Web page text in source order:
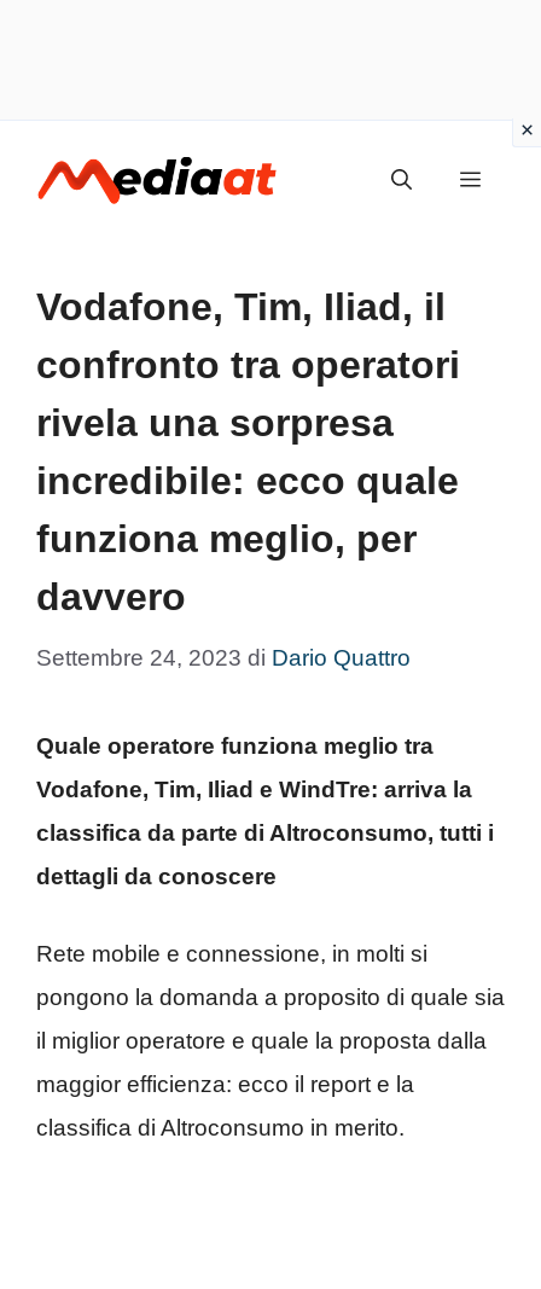
MENU
Vodafone, Tim, Iliad, il
confronto tra operatori
rivela una sorpresa
incredibile: ecco quale
funziona meglio, per
davvero
Settembre 24, 2023 di Dario Quattro
Quale operatore funziona meglio tra
Vodafone, Tim, Iliad e WindTre: arriva la
classifica da parte di Altroconsumo, tutti i
dettagli da conoscere
Rete mobile e connessione, in molti si
pongono la domanda a proposito di quale sia
il miglior operatore e quale la proposta dalla
maggior efficienza: ecco il report e la
classifica di Altroconsumo in merito.